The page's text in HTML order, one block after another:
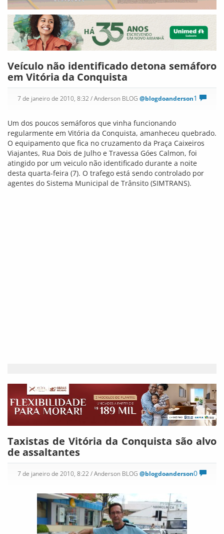
Veículo não identificado detona semáforo
em Vitória da Conquista
1
7 de janeiro de 2010, 8:32 / Anderson BLOG @blogdoanderson
Um dos poucos semáforos que vinha funcionando
regularmente em Vitória da Conquista, amanheceu quebrado.
O equipamento que fica no cruzamento da Praça Caixeiros
Viajantes, Rua Dois de Julho e Travessa Góes Calmon, foi
atingido por um veiculo não identificado durante a noite
desta quarta-feira (7). O trafego está sendo controlado por
agentes do Sistema Municipal de Trânsito (SIMTRANS).
Taxistas de Vitória da Conquista são alvo
de assaltantes
0
7 de janeiro de 2010, 8:22 / Anderson BLOG @blogdoanderson